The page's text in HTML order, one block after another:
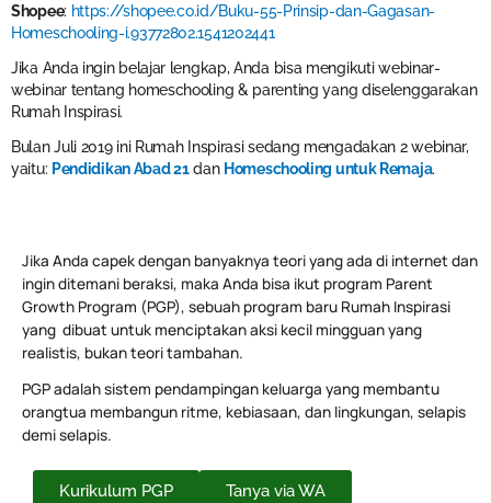
Shopee: https://shopee.co.id/Buku-55-Prinsip-dan-Gagasan-
Homeschooling-i.93772802.1541202441
Jika Anda ingin belajar lengkap, Anda bisa mengikuti webinar-
webinar tentang homeschooling & parenting yang diselenggarakan
Rumah Inspirasi.
Bulan Juli 2019 ini Rumah Inspirasi sedang mengadakan 2 webinar,
yaitu: Pendidikan Abad 21dan Homeschooling untuk Remaja.
Jika Anda capek dengan banyaknya teori yang ada di internet dan
ingin ditemani beraksi, maka Anda bisa ikut program Parent
Growth Program (PGP), sebuah program baru Rumah Inspirasi
yang dibuat untuk menciptakan aksi kecil mingguan yang
realistis, bukan teori tambahan.
PGP adalah sistem pendampingan keluarga yang membantu
orangtua membangun ritme, kebiasaan, dan lingkungan, selapis
demi selapis.
Kurikulum PGP Tanya via WA